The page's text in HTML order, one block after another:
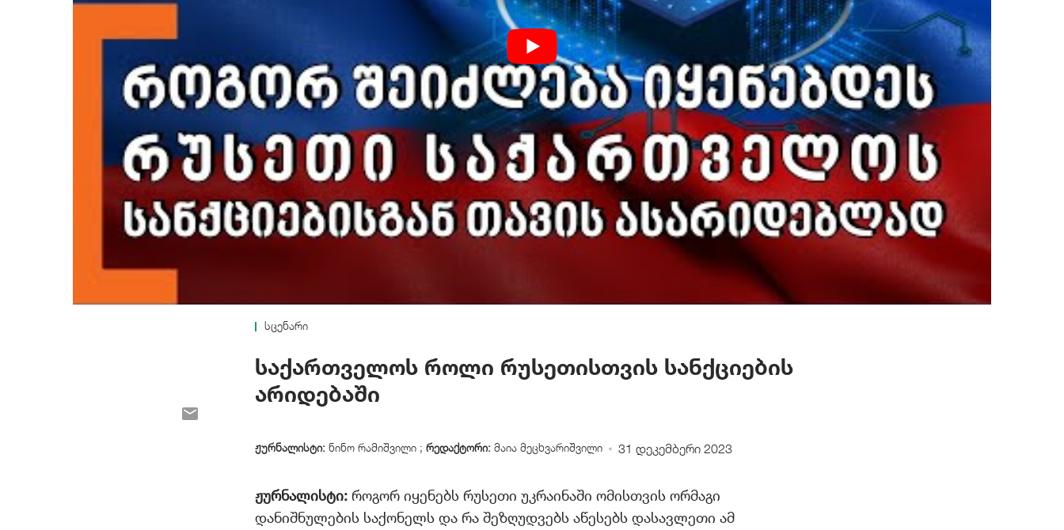
სცენარი
საქართველოს როლი რუსეთისთვის სანქციების
არიდებაში
ჟურნალისტი: ნინო რამიშვილი ; რედაქტორი: მაია მეცხვარიშვილი 31 დეკემბერი 2023
ჟურნალისტი: როგორ იყენებს რუსეთი უკრაინაში ომისთვის ორმაგი
დანიშნულების საქონელს და რა შეზღუდვებს აწესებს დასავლეთი ამ